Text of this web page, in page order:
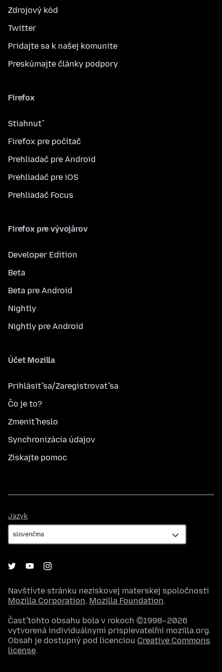
Zdrojový kód
Twitter
Pridajte sa k našej komunite
Preskúmajte články podpory
Firefox
Stiahnuť
Firefox pre počítač
Prehliadač pre Android
Prehliadač pre iOS
Prehliadač Focus
Firefox pre vývojárov
Developer Edition
Beta
Beta pre Android
Nightly
Nightly pre Android
Účet Mozilla
Prihlásiť sa/Zaregistrovať sa
Čo je to?
Zmeniť heslo
Synchronizácia údajov
Získajte pomoc
Jazyk
Navštívte stránku neziskovej materskej spoločnosti
Mozilla Corporation, Mozilla Foundation.
Časť tohto obsahu bola v rokoch ©1998–2026
vytvorená individuálnymi prispievateľmi mozilla.org.
Obsah je dostupný pod licenciou Creative Commons
license.